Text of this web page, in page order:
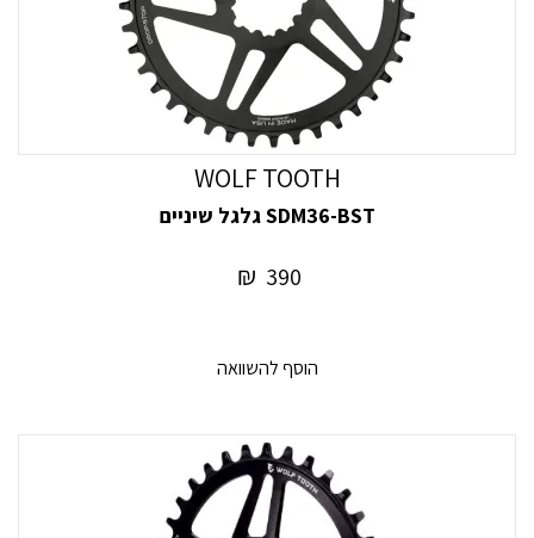
WOLF TOOTH
SDM36-BST גלגל שיניים
390
₪
הוסף להשוואה